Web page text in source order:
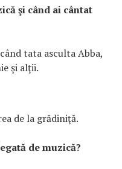
şi când ai cântat
tata asculta Abba,
şi alţii.
de la grădiniţă.
de muzică?